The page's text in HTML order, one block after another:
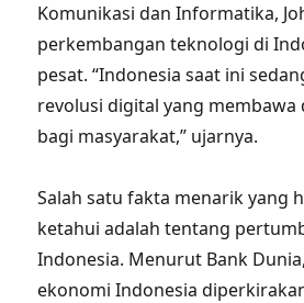
Komunikasi dan Informatika,
perkembangan teknologi di
pesat. “Indonesia saat ini
revolusi digital yang
bagi masyarakat,” ujarnya.
Salah satu fakta menarik yang
ketahui adalah tentang
Indonesia. Menurut Bank
ekonomi Indonesia